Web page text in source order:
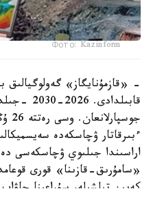
Фото: Kazinform
- «قازمۇنايگاز» گەولوگيالىق
ءبىرقاتار ۋچاسكەدە
اراسىندا جىلىوي ۋچاسكەسى
«سامۇرىق-قازىنا» قورى
كەيىن تىلشىلەر سۇراعىنا